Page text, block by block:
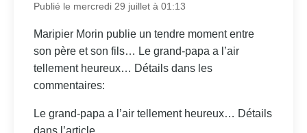
Publié le mercredi 29 juillet à 01:13
Maripier Morin publie un tendre moment entre
son père et son fils… Le grand-papa a l’air
tellement heureux… Détails dans les
commentaires:
Le grand-papa a l’air tellement heureux… Détails